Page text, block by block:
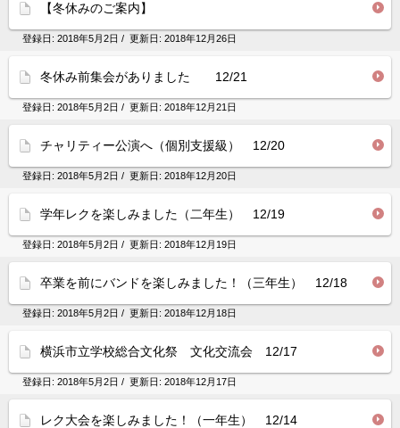
【冬休みのご案内】
登録日: 2018年5月2日 / 更新日: 2018年12月26日
冬休み前集会がありました 12/21
登録日: 2018年5月2日 / 更新日: 2018年12月21日
チャリティー公演へ（個別支援級） 12/20
登録日: 2018年5月2日 / 更新日: 2018年12月20日
学年レクを楽しみました（二年生） 12/19
登録日: 2018年5月2日 / 更新日: 2018年12月19日
卒業を前にバンドを楽しみました！（三年生） 12/18
登録日: 2018年5月2日 / 更新日: 2018年12月18日
横浜市立学校総合文化祭 文化交流会 12/17
登録日: 2018年5月2日 / 更新日: 2018年12月17日
レク大会を楽しみました！（一年生） 12/14